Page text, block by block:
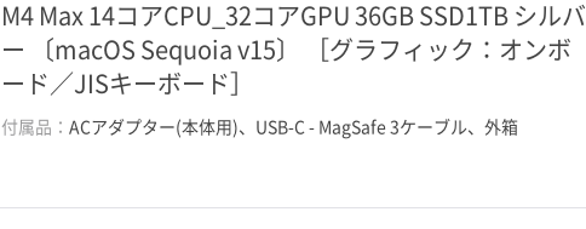
M4 Max 14コアCPU_32コアGPU 36GB SSD1TB シルバ
ー 〔macOS Sequoia v15〕 ［グラフィック：オンボ
ード／JISキーボード］
付属品：ACアダプター(本体用)、USB-C - MagSafe 3ケーブル、外箱